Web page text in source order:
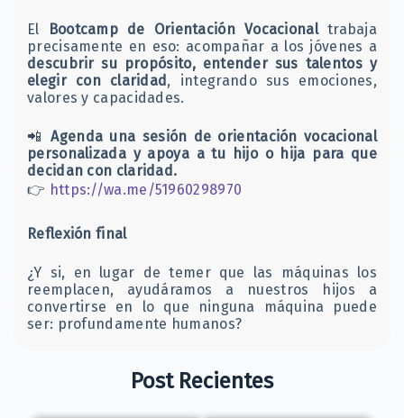
El Bootcamp de Orientación Vocacionaltrabaja
precisamente en eso: acompañar a los jóvenes a
descubrir su propósito, entender sus talentos y
elegir con claridad , integrando sus emociones,
valores y capacidades.
📲Agenda una sesión de orientación vocacional
personalizada y apoya a tu hijo o hija para que
decidan con claridad.
👉 https://wa.me/51960298970
Reflexión final
¿Y si, en lugar de temer que las máquinas los
reemplacen, ayudáramos a nuestros hijos a
convertirse en lo que ninguna máquina puede
ser: profundamente humanos?
Post Recientes